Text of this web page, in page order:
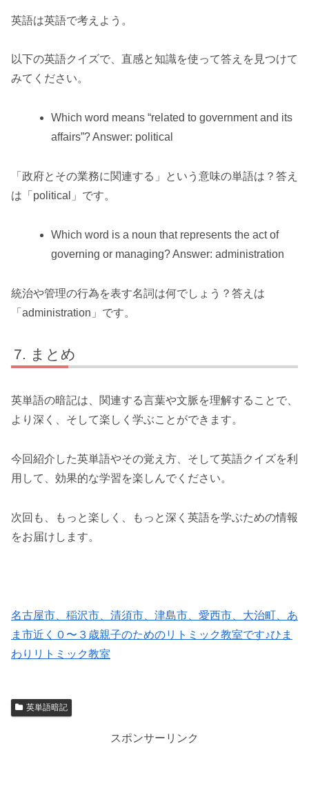
英語は英語で考えよう。
以下の英語クイズで、直感と知識を使って答えを見つけて
みてください。
Which word means “related to government and its
affairs”? Answer: political
「政府とその業務に関連する」という意味の単語は？答え
は「political」です。
Which word is a noun that represents the act of
governing or managing? Answer: administration
統治や管理の行為を表す名詞は何でしょう？答えは
「administration」です。
まとめ
英単語の暗記は、関連する言葉や文脈を理解することで、
より深く、そして楽しく学ぶことができます。
今回紹介した英単語やその覚え方、そして英語クイズを利
用して、効果的な学習を楽しんでください。
次回も、もっと楽しく、もっと深く英語を学ぶための情報
をお届けします。
名古屋市、稲沢市、清須市、津島市、愛西市、大治町、あ
ま市近く０〜３歳親子のためのリトミック教室です♪ひま
わりリトミック教室
英単語暗記
スポンサーリンク